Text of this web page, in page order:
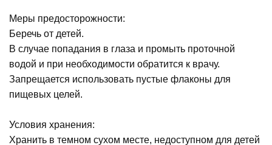
Меры предосторожности:
Беречь от детей.
В случае попадания в глаза и промыть проточной
водой и при необходимости обратится к врачу.
Запрещается использовать пустые флаконы для
пищевых целей.
Условия хранения:
Хранить в темном сухом месте, недоступном для детей